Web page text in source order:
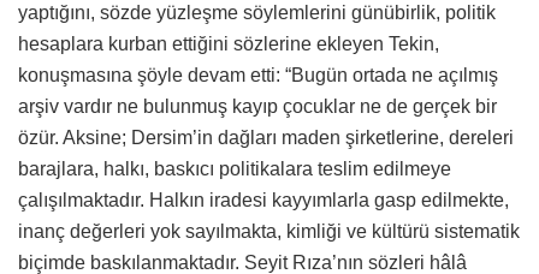
yaptığını, sözde yüzleşme söylemlerini günübirlik, politik
hesaplara kurban ettiğini sözlerine ekleyen Tekin,
konuşmasına şöyle devam etti: “Bugün ortada ne açılmış
arşiv vardır ne bulunmuş kayıp çocuklar ne de gerçek bir
özür. Aksine; Dersim’in dağları maden şirketlerine, dereleri
barajlara, halkı, baskıcı politikalara teslim edilmeye
çalışılmaktadır. Halkın iradesi kayyımlarla gasp edilmekte,
inanç değerleri yok sayılmakta, kimliği ve kültürü sistematik
biçimde baskılanmaktadır. Seyit Rıza’nın sözleri hâlâ